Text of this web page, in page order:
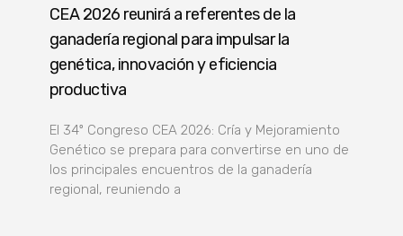
CEA 2026 reunirá a referentes de la
ganadería regional para impulsar la
genética, innovación y eficiencia
productiva
El 34º Congreso CEA 2026: Cría y Mejoramiento
Genético se prepara para convertirse en uno de
los principales encuentros de la ganadería
regional, reuniendo a